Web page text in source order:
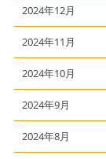
2024年12月
2024年11月
2024年10月
2024年9月
2024年8月